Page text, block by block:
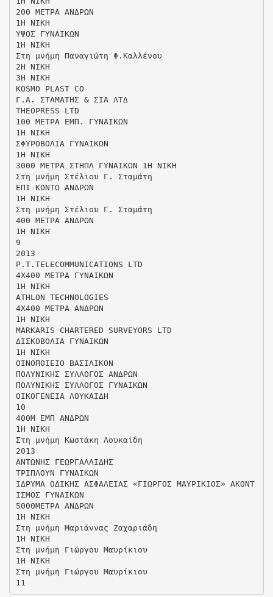
200 ΜΕΤΡΑ ΑΝΔΡΩΝ
1Η ΝΙΚΗ
ΥΨΟΣ ΓΥΝΑΙΚΩΝ
1Η ΝΙΚΗ
Στη μνήμη Παναγιώτη Φ.Καλλένου
2Η ΝΙΚΗ
3Η ΝΙΚΗ
KOSMO PLAST CO
Γ.Α. ΣΤΑΜΑΤΗΣ & ΣΙΑ ΛΤΔ
THEOPRESS LTD
100 ΜΕΤΡΑ ΕΜΠ. ΓΥΝΑΙΚΩΝ
1Η ΝΙΚΗ
ΣΦΥΡΟΒΟΛΙΑ ΓΥΝΑΙΚΩΝ
1Η ΝΙΚΗ
3000 ΜΕΤΡΑ ΣΤΗΠΛ ΓΥΝΑΙΚΩΝ 1Η ΝΙΚΗ
Στη μνήμη Στέλιου Γ. Σταμάτη
ΕΠΙ ΚΟΝΤΩ ΑΝΔΡΩΝ
1Η ΝΙΚΗ
Στη μνήμη Στέλιου Γ. Σταμάτη
400 ΜΕΤΡΑ ΑΝΔΡΩΝ
1Η ΝΙΚΗ
9
2013
P.T.TELECOMMUNICATIONS LTD
4Χ400 ΜΕΤΡΑ ΓΥΝΑΙΚΩΝ
1Η ΝΙΚΗ
ATHLON TECHNOLOGIES
4Χ400 ΜΕΤΡΑ ΑΝΔΡΩΝ
1Η ΝΙΚΗ
MARKARIS CHARTERED SURVEYORS LTD
ΔΙΣΚΟΒΟΛΙΑ ΓΥΝΑΙΚΩΝ
1Η ΝΙΚΗ
ΟΙΝΟΠΟΙΕΙΟ ΒΑΣΙΛΙΚΟΝ
ΠΟΛΥΝΙΚΗΣ ΣΥΛΛΟΓΟΣ ΑΝΔΡΩΝ
ΠΟΛΥΝΙΚΗΣ ΣΥΛΛΟΓΟΣ ΓΥΝΑΙΚΩΝ
ΟΙΚΟΓΕΝΕΙΑ ΛΟΥΚΑΙΔΗ
10
400Μ ΕΜΠ ΑΝΔΡΩΝ
1Η ΝΙΚΗ
Στη μνήμη Κωστάκη Λουκαίδη
2013
ΑΝΤΩΝΗΣ ΓΕΩΡΓΑΛΛΙΔΗΣ
ΤΡΙΠΛΟΥΝ ΓΥΝΑΙΚΩΝ
ΙΔΡΥΜΑ ΟΔΙΚΗΣ ΑΣΦΑΛΕΙΑΣ «ΓΙΩΡΓΟΣ ΜΑΥΡΙΚΙΟΣ» ΑΚΟΝΤ
ΙΣΜΟΣ ΓΥΝΑΙΚΩΝ
5000ΜΕΤΡΑ ΑΝΔΡΩΝ
1Η ΝΙΚΗ
Στη μνήμη Μαριάννας Ζαχαριάδη
1Η ΝΙΚΗ
Στη μνήμη Γιώργου Μαυρίκιου
1Η ΝΙΚΗ
Στη μνήμη Γιώργου Μαυρίκιου